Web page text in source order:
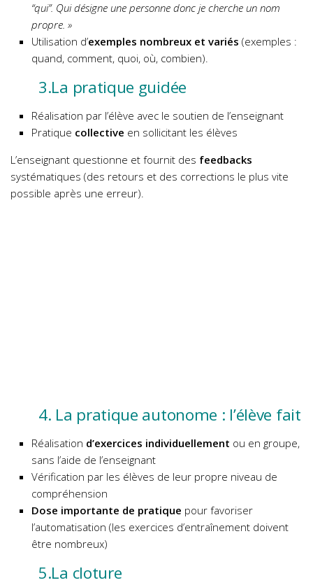
“qui”. Qui désigne une personne donc je cherche un nom
propre. »
Utilisation d’exemples nombreux et variés (exemples :
quand, comment, quoi, où, combien).
3.La pratique guidée
Réalisation par l’élève avec le soutien de l’enseignant
Pratique collective en sollicitant les élèves
L’enseignant questionne et fournit des feedbacks
systématiques (des retours et des corrections le plus vite
possible après une erreur).
4. La pratique autonome : l’élève fait
Réalisation d’exercices individuellement ou en groupe,
sans l’aide de l’enseignant
Vérification par les élèves de leur propre niveau de
compréhension
Dose importante de pratique pour favoriser
l’automatisation (les exercices d’entraînement doivent
être nombreux)
5.La cloture